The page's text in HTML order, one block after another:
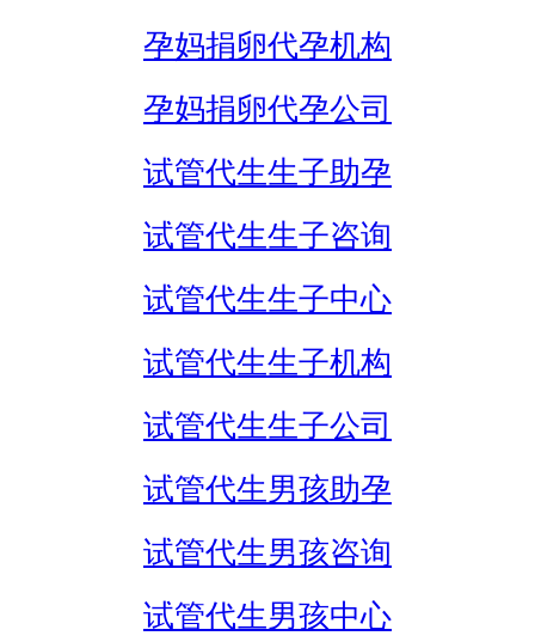
孕妈捐卵代孕机构
孕妈捐卵代孕公司
试管代生生子助孕
试管代生生子咨询
试管代生生子中心
试管代生生子机构
试管代生生子公司
试管代生男孩助孕
试管代生男孩咨询
试管代生男孩中心